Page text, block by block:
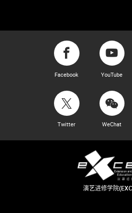
Facebook YouTube
Twitter WeChat
演艺进修学院